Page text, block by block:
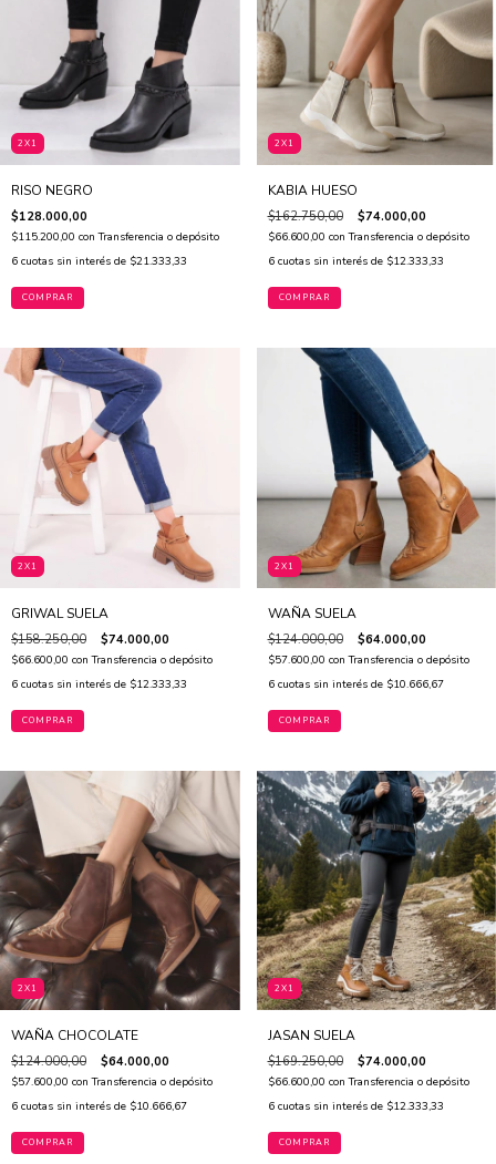
2X1
RISO NEGRO
$128.000,00
$115.200,00 con Transferencia o depósito
6 cuotas sin interés de $21.333,33
COMPRAR
2X1
KABIA HUESO
$162.750,00 $74.000,00
$66.600,00 con Transferencia o depósito
6 cuotas sin interés de $12.333,33
COMPRAR
2X1
GRIWAL SUELA
$158.250,00 $74.000,00
$66.600,00 con Transferencia o depósito
6 cuotas sin interés de $12.333,33
COMPRAR
2X1
WAÑA SUELA
$124.000,00 $64.000,00
$57.600,00 con Transferencia o depósito
6 cuotas sin interés de $10.666,67
COMPRAR
2X1
WAÑA CHOCOLATE
$124.000,00 $64.000,00
$57.600,00 con Transferencia o depósito
6 cuotas sin interés de $10.666,67
COMPRAR
2X1
JASAN SUELA
$169.250,00 $74.000,00
$66.600,00 con Transferencia o depósito
6 cuotas sin interés de $12.333,33
COMPRAR